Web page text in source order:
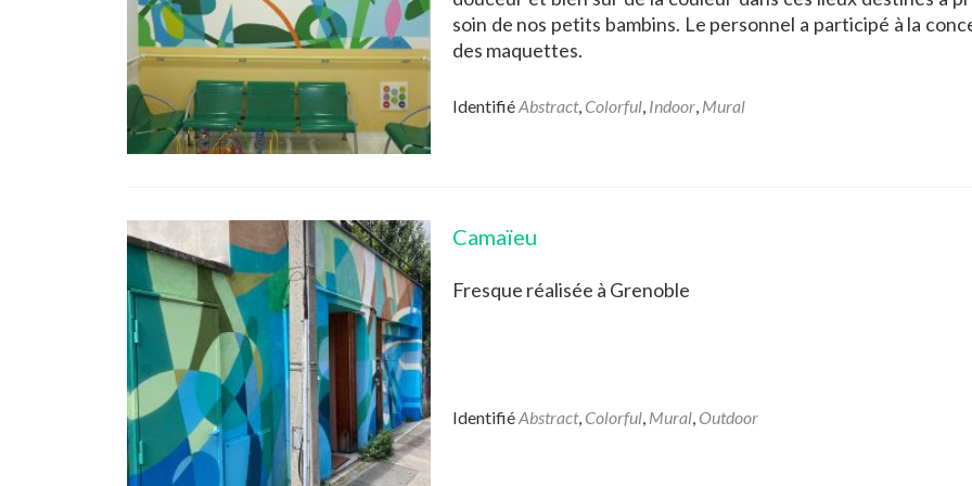
soin de nos petits bambins. Le personnel a participé à la
des maquettes.
IdentifiéAbstract, Colorful, Indoor, Mural
Camaïeu
Fresque réalisée à Grenoble
IdentifiéAbstract, Colorful, Mural, Outdoor